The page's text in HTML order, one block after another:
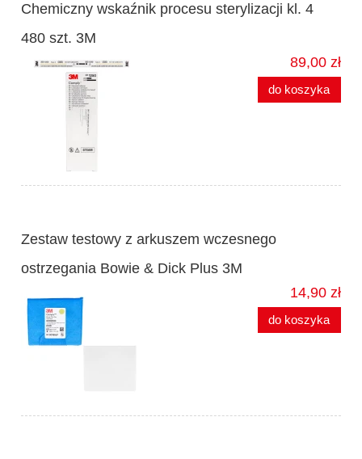
Chemiczny wskaźnik procesu sterylizacji kl. 4
480 szt. 3M
89,00 zł
do koszyka
Zestaw testowy z arkuszem wczesnego
ostrzegania Bowie & Dick Plus 3M
14,90 zł
do koszyka